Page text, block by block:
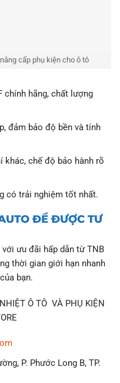
cấp phụ kiện cho ô tô
chính hãng, chất lượng
đảm bảo độ bền và tính
khác, chế độ bảo hành rõ
có trải nghiệm tốt nhất.
ĐỂ ĐƯỢC TƯ
ưu đãi hấp dẫn từ TNB
thời gian giới hạn nhanh
bạn.
Ô TÔ VÀ PHỤ KIỆN
P. Phước Long B, TP.